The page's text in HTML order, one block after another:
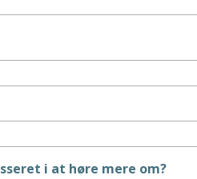
i at høre mere om?